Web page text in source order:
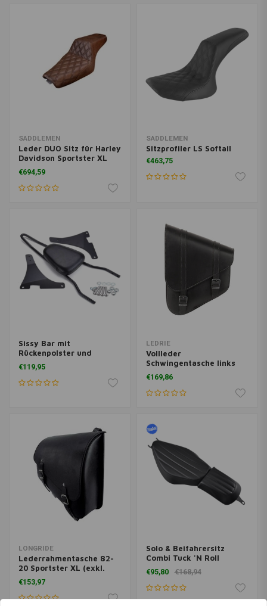
SADDLEMEN
Leder DUO Sitz für Harley
Davidson Sportster XL
04-20 braun
€694,59
SADDLEMEN
Sitzprofiler LS Softail
€463,75
Sissy Bar mit
Rückenpolster und
Gepäckhalterung
Sportster XL
€119,95
LEDRIE
Vollleder
Schwingentasche links
6,5 Liter | Schwarz
€169,86
LONGRIDE
Lederrahmentasche 82-
20 Sportster XL (exkl.
XL1200T) (Farbe
auswählen)
€153,97
Solo & Beifahrersitz
Combi Tuck 'N Roll
Schwarz XL 04-20
€95,80 €168,94